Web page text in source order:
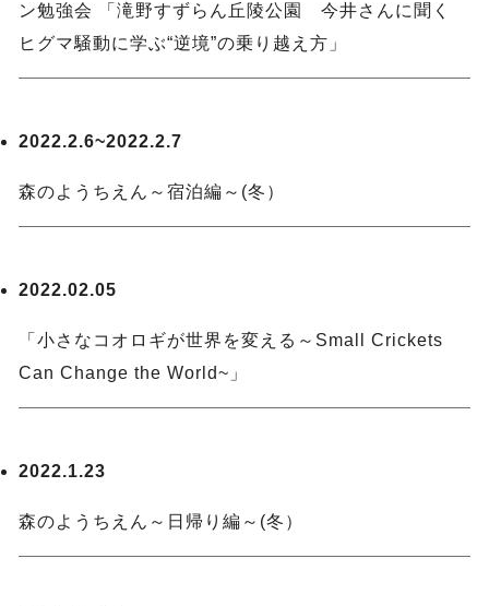
ン勉強会 「滝野すずらん丘陵公園 今井さんに聞く
ヒグマ騒動に学ぶ“逆境”の乗り越え方」
2022.2.6~2022.2.7
森のようちえん～宿泊編～(冬）
2022.02.05
「小さなコオロギが世界を変える～Small Crickets
Can Change the World~」
2022.1.23
森のようちえん～日帰り編～(冬）